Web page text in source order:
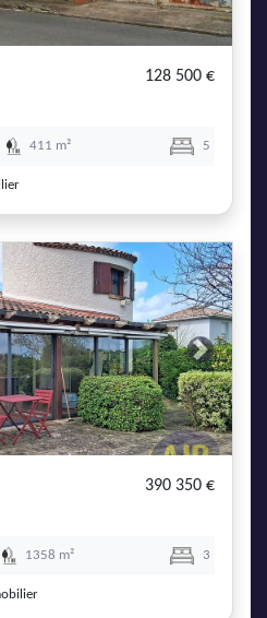
128 500 €
411 m² 5
Next
390 350 €
1358 m² 3